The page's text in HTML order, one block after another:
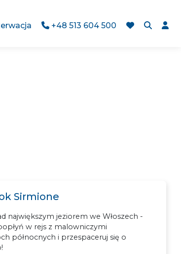
+48 513 604 500
Sirmione
największym jeziorem we Włoszech -
w rejs z malowniczymi
północnych i przespaceruj się o